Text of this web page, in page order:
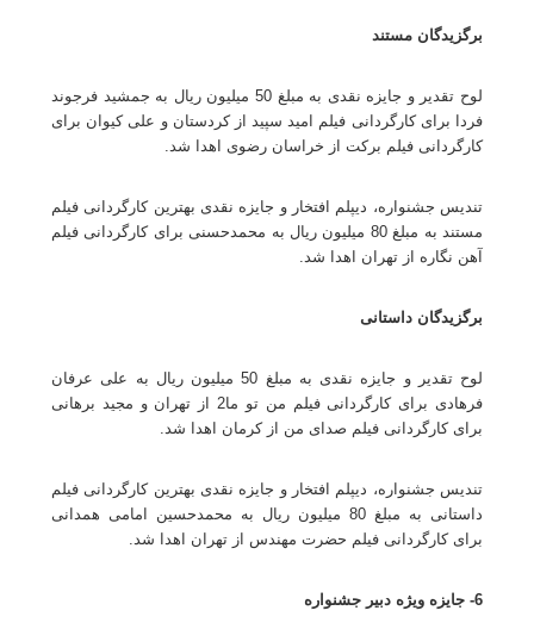
برگزیدگان مستند
لوح تقدیر و جایزه نقدی به مبلغ 50 میلیون ريال به جمشید فرجوند
فردا برای کارگردانی فیلم امید سپید از کردستان و علی کیوان برای
کارگردانی فیلم برکت از خراسان رضوی اهدا شد.
تندیس جشنواره، دیپلم افتخار و جایزه نقدی بهترین کارگردانی فیلم
مستند به مبلغ 80 میلیون ريال به محمدحسنی برای کارگردانی فیلم
آهن نگاره از تهران اهدا شد.
برگزیدگان داستانی
لوح تقدیر و جایزه نقدی به مبلغ 50 میلیون ريال به علی عرفان
فرهادی برای کارگردانی فیلم من تو ما2 از تهران و مجید برهانی
برای کارگردانی فیلم صدای من از کرمان اهدا شد.
تندیس جشنواره، دیپلم افتخار و جایزه نقدی بهترین کارگردانی فیلم
داستانی به مبلغ 80 میلیون ريال به محمدحسین امامی همدانی
برای کارگردانی فیلم حضرت مهندس از تهران اهدا شد.
6- جایزه ویژه دبیر جشنواره